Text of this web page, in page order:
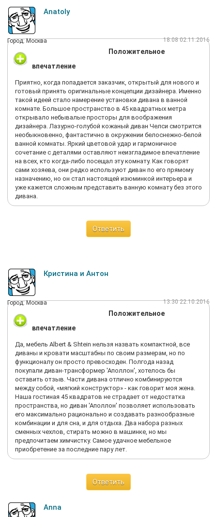
Anatoly
Город: Москва 18:08 02.11.2016
Положительное
впечатление
Приятно, когда попадается заказчик, открытый для нового и
готовый принять оригинальные концепции дизайнера. Именно
такой идеей стало намерение установки дивана в ванной
комнате. Большое пространство в 45 квадратных метра
открывало небывалые просторы для воображения
дизайнера. Лазурно-голубой кожаный диван Челси смотрится
необыкновенно, фантастично в окружении белоснежно-белой
ванной комнаты. Яркий цветовой удар и гармоничное
сочетание с деталями оставляют неизгладимое впечатление
на всех, кто когда-либо посещал эту комнату. Как говорят
сами хозяева, они редко используют диван по его прямому
назначению, но он стал настоящей изюминкой интерьера и
уже кажется сложным представить ванную комнату без этого
дивана.
Ответить
Кристина и Антон
Город: Москва 13:30 22.10.2016
Положительное
впечатление
Да, мебель Albert & Shtein нельзя назвать компактной, все
диваны и кровати масштабны по своим размерам, но по
функционалу он просто превосходен. Полгода назад
покупали диван-трансформер 'Аполлон', хотелось бы
оставить отзыв. Части дивана отлично комбинируются
между собой, «мягкий конструктор» - как говорит моя жена.
Наша гостиная 45 квадратов не страдает от недостатка
пространства, но диван 'Аполлон' позволяет использовать
его максимально рационально и создавать разнообразные
комбинации и для сна, и для отдыха. Два набора разных
сменных чехлов, стирать можно в машинке, но мы
предпочитаем химчистку. Самое удачное мебельное
приобретение за последние пару лет.
Ответить
Anna